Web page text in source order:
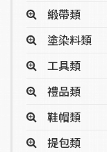
緞帶類
塗染料類
工具類
禮品類
鞋帽類
提包類